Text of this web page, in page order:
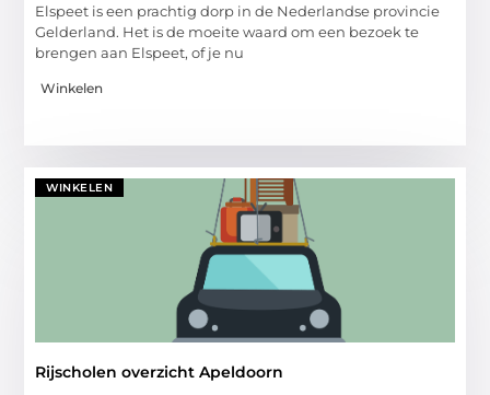
Elspeet is een prachtig dorp in de Nederlandse provincie
Gelderland. Het is de moeite waard om een bezoek te
brengen aan Elspeet, of je nu
Winkelen
WINKELEN
Rijscholen overzicht Apeldoorn